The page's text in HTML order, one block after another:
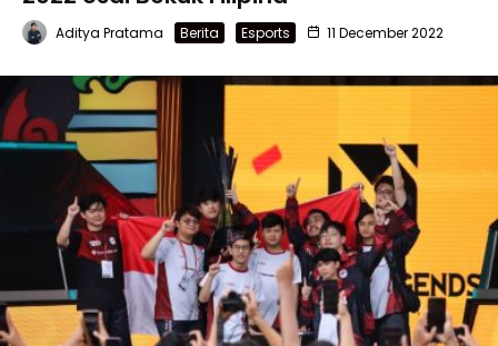
Aditya Pratama Berita Esports 11 December 2022